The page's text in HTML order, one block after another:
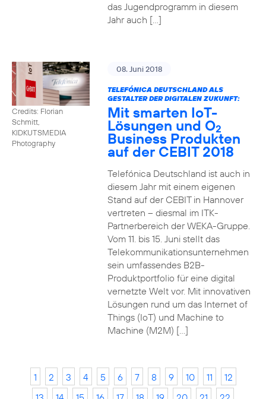
das Jugendprogramm in diesem
Jahr auch […]
Credits: Florian
Schmitt,
KIDKUTSMEDIA
Photography
08. Juni 2018
TELEFÓNICA DEUTSCHLAND ALS
GESTALTER DER DIGITALEN ZUKUNFT:
Mit smarten IoT-
Lösungen und O2
Business Produkten
auf der CEBIT 2018
Telefónica Deutschland ist auch in
diesem Jahr mit einem eigenen
Stand auf der CEBIT in Hannover
vertreten – diesmal im ITK-
Partnerbereich der WEKA-Gruppe.
Vom 11. bis 15. Juni stellt das
Telekommunikationsunternehmen
sein umfassendes B2B-
Produktportfolio für eine digital
vernetzte Welt vor. Mit innovativen
Lösungen rund um das Internet of
Things (IoT) und Machine to
Machine (M2M) […]
1 2 3 4 5 6 7 8 9 10 11
12